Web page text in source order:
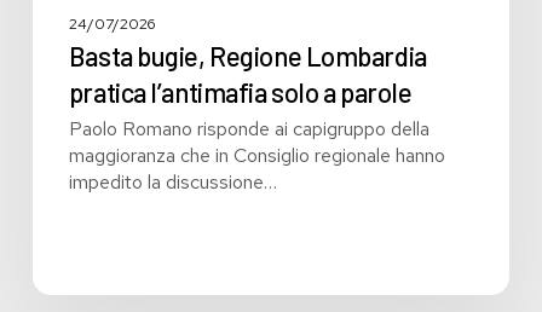
24/07/2026
Basta bugie, Regione Lombardia
pratica l’antimafia solo a parole
Paolo Romano risponde ai capigruppo della
maggioranza che in Consiglio regionale hanno
impedito la discussione…